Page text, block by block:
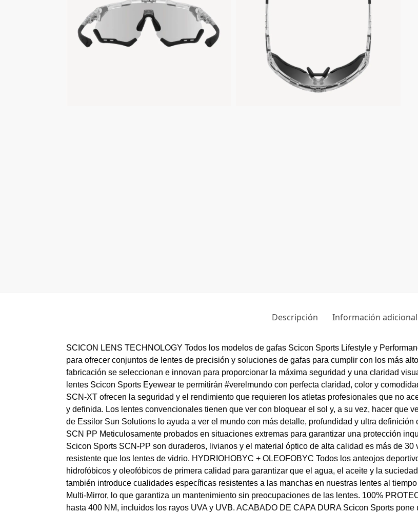
Descripción Información adicional
SCICON LENS TECHNOLOGY Todos los modelos de gafas Scicon Sports Lifestyle y
para ofrecer conjuntos de lentes de precisión y soluciones de gafas para cumplir con los más
fabricación se seleccionan e innovan para proporcionar la máxima seguridad y una claridad
lentes Scicon Sports Eyewear te permitirán #verelmundo con perfecta claridad, color y
SCN-XT ofrecen la seguridad y el rendimiento que requieren los atletas profesionales que no
y definida. Los lentes convencionales tienen que ver con bloquear el sol y, a su vez, hacer que
de Essilor Sun Solutions lo ayuda a ver el mundo con más detalle, profundidad y ultra
SCN PP Meticulosamente probados en situaciones extremas para garantizar una protección
Scicon Sports SCN-PP son duraderos, livianos y el material óptico de alta calidad es más de
resistente que los lentes de vidrio. HYDRIOHOBYC + OLEOFOBYC Todos los anteojos
hidrofóbicos y oleofóbicos de primera calidad para garantizar que el agua, el aceite y la
también introduce cualidades específicas resistentes a las manchas en nuestras lentes al
Multi-Mirror, lo que garantiza un mantenimiento sin preocupaciones de las lentes. 100%
hasta 400 NM, incluidos los rayos UVA y UVB. ACABADO DE CAPA DURA Scicon Sports